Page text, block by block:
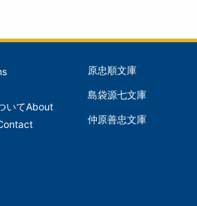
いてAbout
文
(Left)
原忠順文庫
島袋源七文庫
仲原善忠文庫